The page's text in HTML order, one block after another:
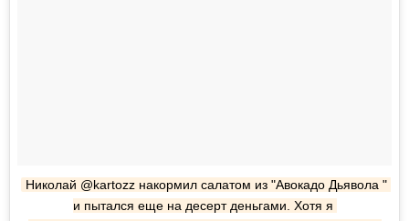
Николай @kartozz накормил салатом из "Авокадо Дьявола "
и пытался еще на десерт деньгами. Хотя я